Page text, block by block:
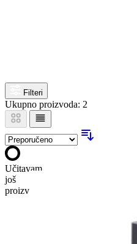
Filteri
Ukupno proizvoda: 2
Učitavam
još
proizvoda…